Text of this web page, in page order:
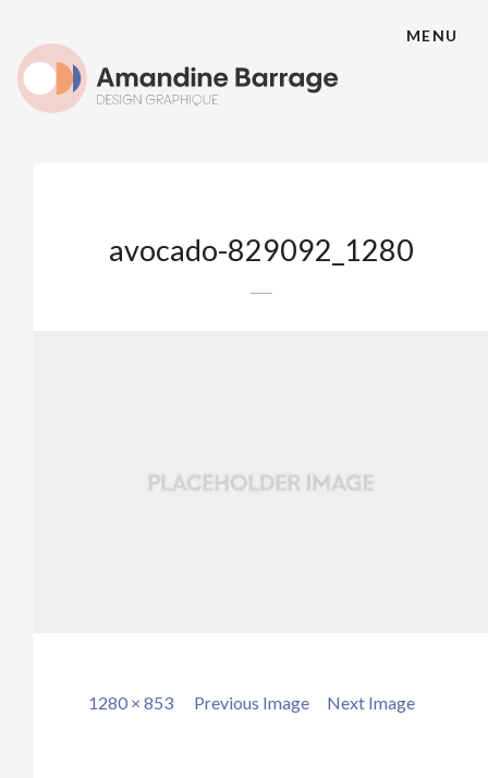
MENU
avocado-829092_1280
Full
1280 × 853 Previous Image Next Image